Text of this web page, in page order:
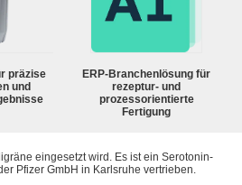
präzise
und
ERP-Branchenlösung für
rezeptur- und
prozessorientierte
Fertigung
eingesetzt wird. Es ist ein Serotonin-
Pfizer GmbH in Karlsruhe vertrieben.